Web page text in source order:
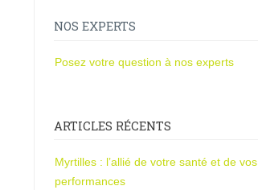
NOS EXPERTS
Posez votre question à nos experts
ARTICLES RÉCENTS
Myrtilles : l’allié de votre santé et de vos
performances